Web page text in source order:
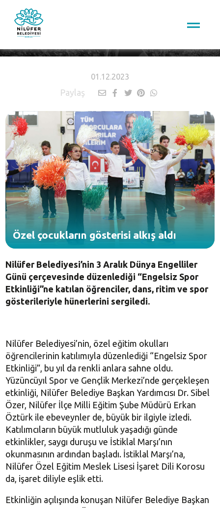
01.12.2023
Paylaş
Özel çocukların gösterisi alkış aldı
Nilüfer Belediyesi’nin 3 Aralık Dünya Engelliler
Günü çerçevesinde düzenlediği “Engelsiz Spor
Etkinliği”ne katılan öğrenciler, dans, ritim ve spor
gösterileriyle hünerlerini sergiledi.
Nilüfer Belediyesi’nin, özel eğitim okulları
öğrencilerinin katılımıyla düzenlediği “Engelsiz Spor
Etkinliği”, bu yıl da renkli anlara sahne oldu.
Yüzüncüyıl Spor ve Gençlik Merkezi’nde gerçekleşen
etkinliği, Nilüfer Belediye Başkan Yardımcısı Dr. Sibel
Özer, Nilüfer İlçe Milli Eğitim Şube Müdürü Erkan
Öztürk ile ebeveynler de, büyük bir ilgiyle izledi.
Katılımcıların büyük mutluluk yaşadığı günde
etkinlikler, saygı duruşu ve İstiklal Marşı’nın
okunmasının ardından başladı. İstiklal Marşı’na,
Nilüfer Özel Eğitim Meslek Lisesi İşaret Dili Korosu
da, işaret diliyle eşlik etti.
Etkinliğin açılışında konuşan Nilüfer Belediye Başkan